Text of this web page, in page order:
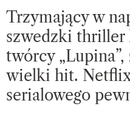
Trzymający w
szwedzki thriller
twórcy
wielki hit.
serialowego